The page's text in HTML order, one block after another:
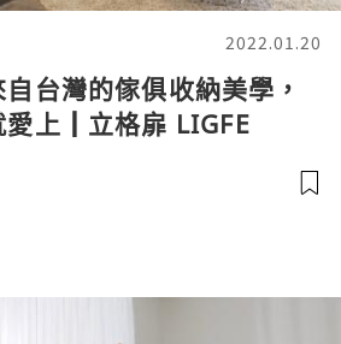
2022.01.20
自台灣的傢俱收納美學，
愛上┃立格扉 LIGFE